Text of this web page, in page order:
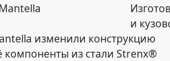
Mantella
и
изменили конструкцию
компоненты из стали Strenx®